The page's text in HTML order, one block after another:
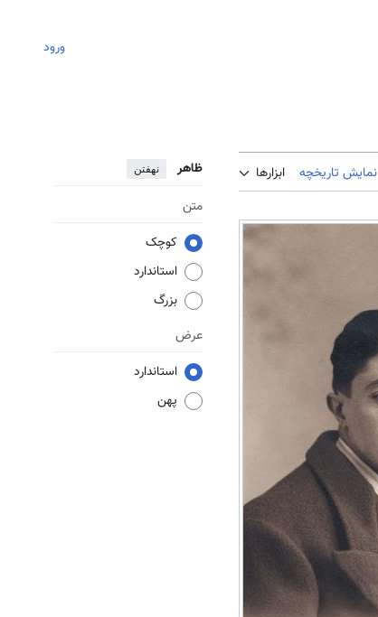
ورود
نمایش تاریخچه ابزارها ظاهر نهفتن
متن
کوچک
استاندارد
بزرگ
عرض
استاندارد
پهن